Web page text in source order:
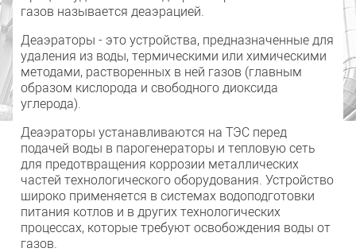
газов называется деаэрацией.
Деаэраторы - это устройства, предназначенные для
удаления из воды, термическими или химическими
методами, растворенных в ней газов (главным
образом кислорода и свободного диоксида
углерода).
Деаэраторы устанавливаются на ТЭС перед
подачей воды в парогенераторы и тепловую сеть
для предотвращения коррозии металлических
частей технологического оборудования. Устройство
широко применяется в системах водоподготовки
питания котлов и в других технологических
процессах, которые требуют освобождения воды от
газов.